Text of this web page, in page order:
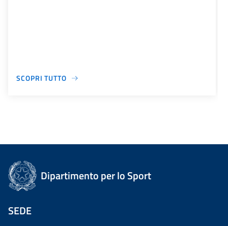
SCOPRI TUTTO
Dipartimento per lo Sport
SEDE